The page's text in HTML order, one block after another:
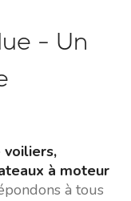
- Un
voiliers,
à moteur
à tous